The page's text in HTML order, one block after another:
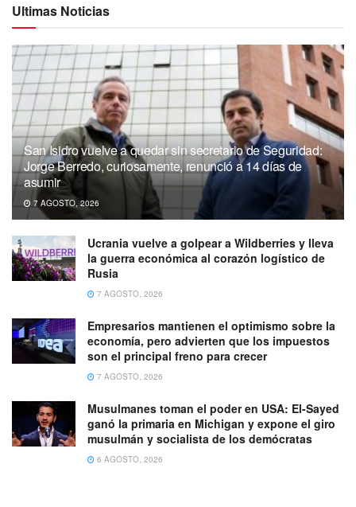
Ultimas Noticias
San Isidro vuelve a quedar sin secretario de Seguridad:
Jorge Berredo, curiosamente, renunció a 14 días de
asumir
7 AGOSTO, 2026
Ucrania vuelve a golpear a Wildberries y lleva
la guerra económica al corazón logístico de
Rusia
7 AGOSTO, 2026
Empresarios mantienen el optimismo sobre la
economía, pero advierten que los impuestos
son el principal freno para crecer
7 AGOSTO, 2026
Musulmanes toman el poder en USA: El-Sayed
ganó la primaria en Michigan y expone el giro
musulmán y socialista de los demócratas
6 AGOSTO, 2026